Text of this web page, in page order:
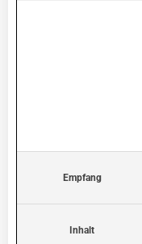
Empfang
Inhalt